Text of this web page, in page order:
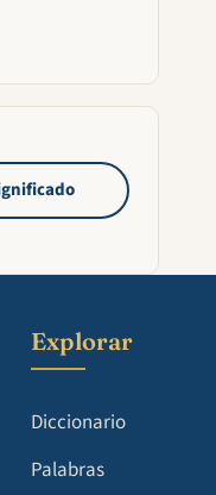
Explorar
Diccionario
Palabras